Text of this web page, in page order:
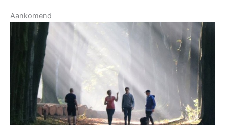
Aankomend